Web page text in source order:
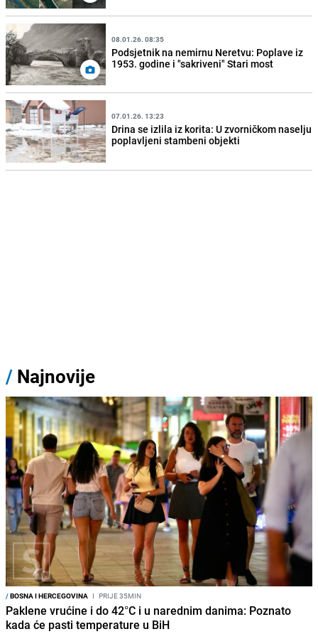
08.01.26. 08:35
Podsjetnik na nemirnu Neretvu: Poplave iz
1953. godine i "sakriveni" Stari most
07.01.26. 13:23
Drina se izlila iz korita: U zvorničkom naselju
poplavljeni stambeni objekti
/ Najnovije
/BOSNA I HERCEGOVINA I PRIJE 35MIN
Paklene vrućine i do 42°C i u narednim danima: Poznato
kada će pasti temperature u BiH